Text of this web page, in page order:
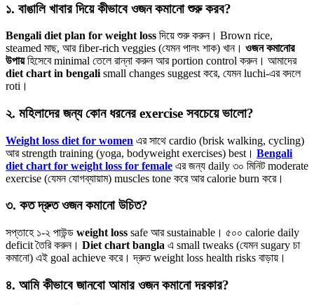
১. বাঙালি খাবার দিয়ে কীভাবে ওজন কমানো শুরু করব?
Bengali diet plan for weight loss দিয়ে শুরু করুন। Brown rice,
steamed মাছ, আর fiber-rich veggies (যেমন পালং শাক) খান। ওজন কমানোর
উপায়হিসেবে minimal তেলে রান্না করুন আর portion control করুন। আমাদের
diet chart in bengali small changes suggest করে, যেমন luchi-এর বদলে
roti।
২. মহিলাদের জন্য কোন ধরনের exercise সবচেয়ে ভালো?
Weight loss diet for women এর সাথে cardio (brisk walking, cycling)
আর strength training (yoga, bodyweight exercises) best। Bengali
diet chart for weight loss for female এর জন্য daily ৩০ মিনিট moderate
exercise (যেমন যোগব্যায়াম) muscles tone করে আর calorie burn করে।
৩. কত দ্রুত ওজন কমানো উচিত?
সপ্তাহে ১-২ পাউন্ড weight loss safe আর sustainable। ৫০০ calorie daily
deficit তৈরি করুন। Diet chart bangla এ small tweaks (যেমন sugary চা
কমানো) এই goal achieve করে। দ্রুত weight loss health risks বাড়ায়।
৪. আমি কীভাবে জানবো আমার ওজন কমানো দরকার?